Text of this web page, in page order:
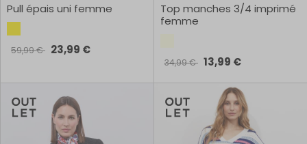
Pull épais uni femme
59,99 € 23,99 €
Top manches 3/4 imprimé
femme
34,99 € 13,99 €